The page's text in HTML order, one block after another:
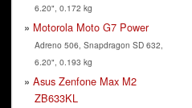
6.20", 0.172 kg
Motorola Moto G7 Power
Adreno 506, Snapdragon SD 632,
6.20", 0.193 kg
Asus Zenfone Max M2
ZB633KL